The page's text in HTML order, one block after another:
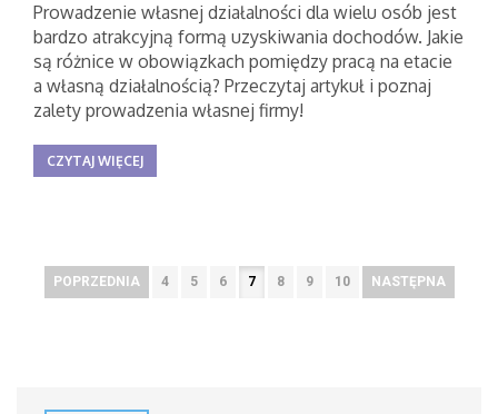
Prowadzenie własnej działalności dla wielu osób jest
bardzo atrakcyjną formą uzyskiwania dochodów. Jakie
są różnice w obowiązkach pomiędzy pracą na etacie
a własną działalnością? Przeczytaj artykuł i poznaj
zalety prowadzenia własnej firmy!
CZYTAJ WIĘCEJ
POPRZEDNIA 4 5 6 7 8 9 10 NASTĘPNA